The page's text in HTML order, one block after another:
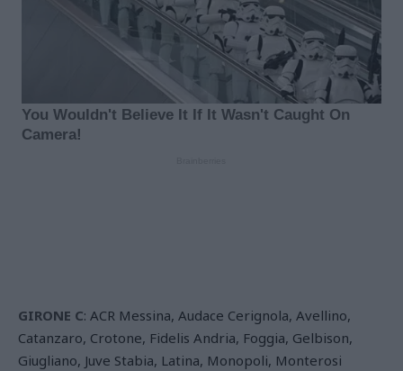
GIRONE C: ACR Messina, Audace Cerignola, Avellino,
Catanzaro, Crotone, Fidelis Andria, Foggia, Gelbison,
Giugliano, Juve Stabia, Latina, Monopoli, Monterosi